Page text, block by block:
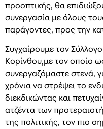
προοπτικής, θα
συνεργασία με όλους
παράγοντες, προς την
Συγχαίρουμε τον
Κορίνθου,με τον οποίο
συνεργαζόμαστε στενά,
χρόνια να στρέψει το
διεκδικώντας και
ατζέντα των
της πολιτικής, τον πιο